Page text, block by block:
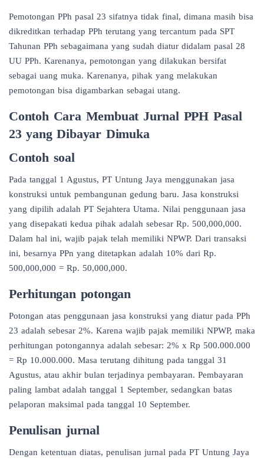
Pemotongan PPh pasal 23 sifatnya tidak final, dimana masih bisa
dikreditkan terhadap PPh terutang yang tercantum pada SPT
Tahunan PPh sebagaimana yang sudah diatur didalam pasal 28
UU PPh. Karenanya, pemotongan yang dilakukan bersifat
sebagai uang muka. Karenanya, pihak yang melakukan
pemotongan bisa digambarkan sebagai utang.
Contoh Cara Membuat Jurnal PPH Pasal
23 yang Dibayar Dimuka
Contoh soal
Pada tanggal 1 Agustus, PT Untung Jaya menggunakan jasa
konstruksi untuk pembangunan gedung baru. Jasa konstruksi
yang dipilih adalah PT Sejahtera Utama. Nilai penggunaan jasa
yang disepakati kedua pihak adalah sebesar Rp. 500,000,000.
Dalam hal ini, wajib pajak telah memiliki NPWP. Dari transaksi
ini, besarnya PPn yang ditetapkan adalah 10% dari Rp.
500,000,000 = Rp. 50,000,000.
Perhitungan potongan
Potongan atas penggunaan jasa konstruksi yang diatur pada PPh
23 adalah sebesar 2%. Karena wajib pajak memiliki NPWP, maka
perhitungan potongannya adalah sebesar: 2% x Rp 500.000.000
= Rp 10.000.000. Masa terutang dihitung pada tanggal 31
Agustus, atau akhir bulan terjadinya pembayaran. Pembayaran
paling lambat adalah tanggal 1 September, sedangkan batas
pelaporan maksimal pada tanggal 10 September.
Penulisan jurnal
Dengan ketentuan diatas, penulisan jurnal pada PT Untung Jaya